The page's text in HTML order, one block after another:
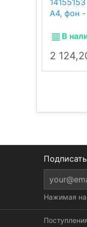
А4, фон -
В
2
Нажимая